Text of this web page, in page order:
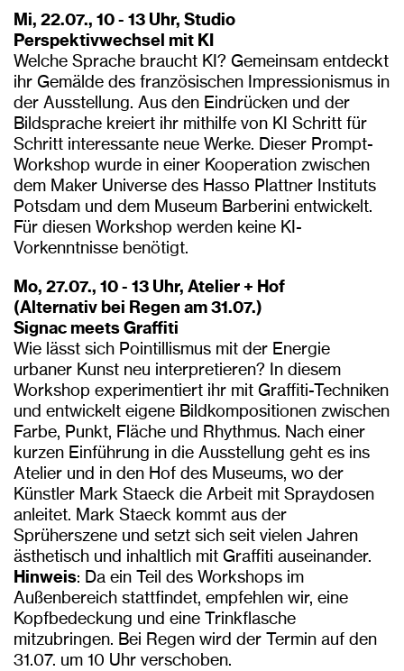
Mi, 22.07., 10 - 13 Uhr, Studio
Perspektivwechsel mit KI
Welche Sprache braucht KI? Gemeinsam entdeckt
ihr Gemälde des französischen Impressionismus in
der Ausstellung. Aus den Eindrücken und der
Bildsprache kreiert ihr mithilfe von KI Schritt für
Schritt interessante neue Werke. Dieser Prompt-
Workshop wurde in einer Kooperation zwischen
dem Maker Universe des Hasso Plattner Instituts
Potsdam und dem Museum Barberini entwickelt.
Für diesen Workshop werden keine KI-
Vorkenntnisse benötigt.
Mo, 27.07., 10 - 13 Uhr, Atelier + Hof
(Alternativ bei Regen am 31.07.)
Signac meets Graffiti
Wie lässt sich Pointillismus mit der Energie
urbaner Kunst neu interpretieren? In diesem
Workshop experimentiert ihr mit Graffiti-Techniken
und entwickelt eigene Bildkompositionen zwischen
Farbe, Punkt, Fläche und Rhythmus. Nach einer
kurzen Einführung in die Ausstellung geht es ins
Atelier und in den Hof des Museums, wo der
Künstler Mark Staeck die Arbeit mit Spraydosen
anleitet. Mark Staeck kommt aus der
Sprüherszene und setzt sich seit vielen Jahren
ästhetisch und inhaltlich mit Graffiti auseinander.
Hinweis: Da ein Teil des Workshops im
Außenbereich stattfindet, empfehlen wir, eine
Kopfbedeckung und eine Trinkflasche
mitzubringen. Bei Regen wird der Termin auf den
31.07. um 10 Uhr verschoben.